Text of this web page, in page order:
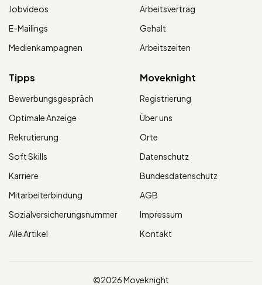
Jobvideos
E-Mailings
Medienkampagnen
Arbeitsvertrag
Gehalt
Arbeitszeiten
Tipps
Bewerbungsgespräch
Optimale Anzeige
Rekrutierung
Soft Skills
Karriere
Mitarbeiterbindung
Sozialversicherungsnummer
Alle Artikel
Moveknight
Registrierung
Über uns
Orte
Datenschutz
Bundesdatenschutz
AGB
Impressum
Kontakt
©2026 Moveknight